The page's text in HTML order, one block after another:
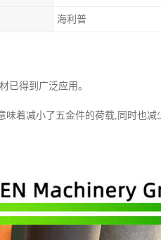
海利普
已得到广泛应用。
着减小了五金件的荷载,同时也减